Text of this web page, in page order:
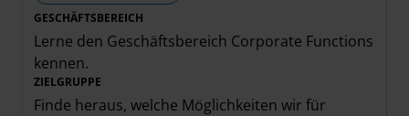
GESCHÄFTSBEREICH
Lerne den Geschäftsbereich Corporate Functions
kennen.
ZIELGRUPPE
Finde heraus, welche Möglichkeiten wir für